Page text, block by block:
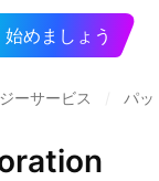
始めましょう
ーサービス パッ